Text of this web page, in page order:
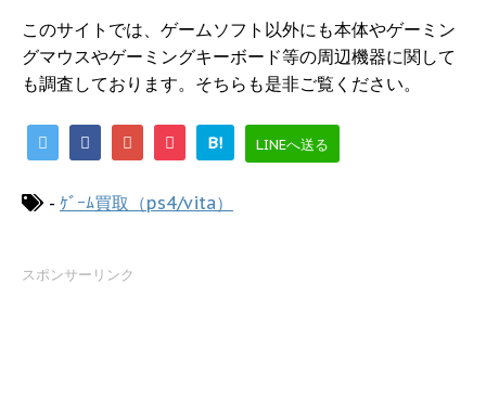
このサイトでは、ゲームソフト以外にも本体やゲーミン
グマウスやゲーミングキーボード等の周辺機器に関して
も調査しております。そちらも是非ご覧ください。
B! LINEへ送る
- ｹﾞｰﾑ買取（ps4/vita）
スポンサーリンク